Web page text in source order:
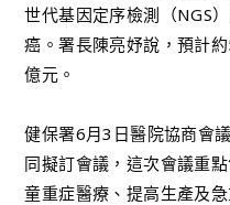
世代基因定序檢測（NGS
癌。署長陳亮妤說，預計
億元。
健保署6月3日醫院協商會
同擬訂會議，這次會議重
童重症醫療、提高生產及